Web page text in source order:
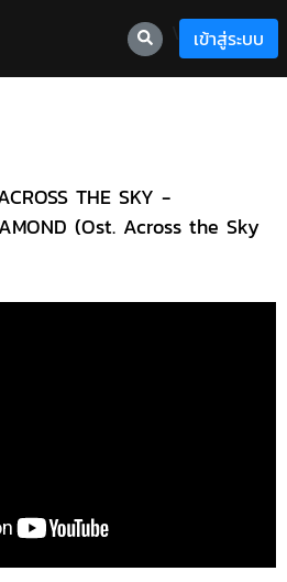
เข้าสู่ระบบ
THE SKY -
(Ost. Across the Sky